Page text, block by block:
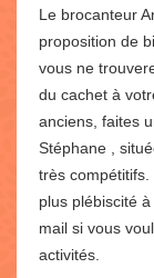
Le brocanteur
proposition de
vous ne
du cachet à
anciens, faites
Stéphane ,
très compétitifs.
plus plébiscité
mail si vous
activités.